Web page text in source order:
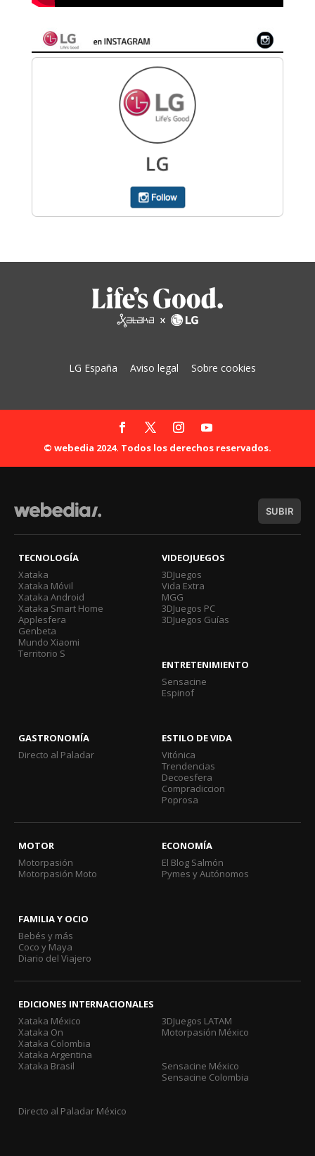
LG España Aviso legal Sobre cookies
© webedia 2024. Todos los derechos reservados.
SUBIR
TECNOLOGÍA
Xataka
Xataka Móvil
Xataka Android
Xataka Smart Home
Applesfera
Genbeta
Mundo Xiaomi
Territorio S
VIDEOJUEGOS
3DJuegos
Vida Extra
MGG
3DJuegos PC
3DJuegos Guías
ENTRETENIMIENTO
Sensacine
Espinof
GASTRONOMÍA
Directo al Paladar
ESTILO DE VIDA
Vitónica
Trendencias
Decoesfera
Compradiccion
Poprosa
MOTOR
Motorpasión
Motorpasión Moto
ECONOMÍA
El Blog Salmón
Pymes y Autónomos
FAMILIA Y OCIO
Bebés y más
Coco y Maya
Diario del Viajero
EDICIONES INTERNACIONALES
Xataka México
Xataka On
Xataka Colombia
Xataka Argentina
Xataka Brasil
3DJuegos LATAM
Motorpasión México
Sensacine México
Sensacine Colombia
Directo al Paladar México